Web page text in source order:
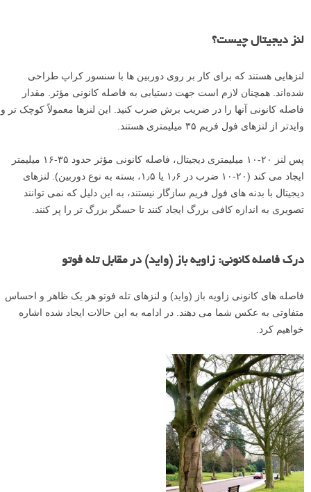
لنز دیجیتال چیست؟
لنزهایی هستند که برای کار بر روی دوربین ها با سنسور کراپ طراحی
شده‌اند. همچنان لازم است جهت دستیابی به فاصله کانونی مؤثر. مقدار
فاصله کانونی آنها را در ضریب برش ضرب کنید. این لنزها معمولاً کوچک تر و
وایدتر از لنزهای فول فریم ۳۵ میلیمتری هستند.
پس لنز ۲۰-۱۰ میلیمتری دیجیتال، فاصله کانونی مؤثر حدود ۳۵-۱۶ میلیمتر
ایجاد می کند (۲۰-۱۰ ضرب در ۱٫۶ یا ۱٫۵، بسته به نوع دوربین). لنزهای
دیجیتال با بدنه های فول فریم سازگار نیستند، به این دلیل که نمی توانند
تصویری به اندازه کافی بزرگ ایجاد کنند تا حسگر بزرگ تر را پر کنند.
درک فاصله کانونی: زاویه باز (واید) در مقابل تله فوتو
فاصله های کانونی زاویه باز (واید) و لنزهای تله فوتو هر یک ظاهر و احساس
متفاوتی به عکس شما می دهند. در ادامه به این حالات ایجاد شده اشاره
خواهیم کرد.